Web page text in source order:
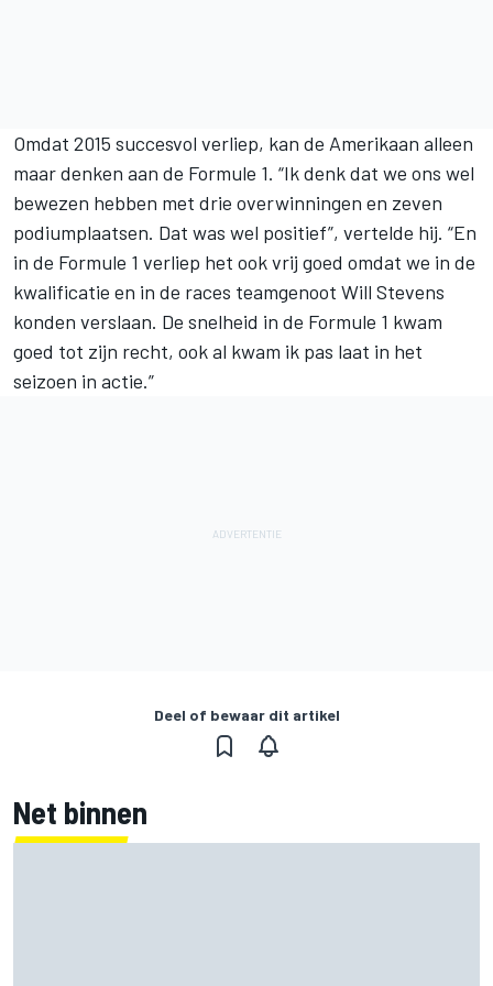
Omdat 2015 succesvol verliep, kan de Amerikaan alleen
maar denken aan de Formule 1. “Ik denk dat we ons wel
bewezen hebben met drie overwinningen en zeven
podiumplaatsen. Dat was wel positief”, vertelde hij. “En
in de Formule 1 verliep het ook vrij goed omdat we in de
kwalificatie en in de races teamgenoot Will Stevens
konden verslaan. De snelheid in de Formule 1 kwam
goed tot zijn recht, ook al kwam ik pas laat in het
seizoen in actie.”
Deel of bewaar dit artikel
Net binnen